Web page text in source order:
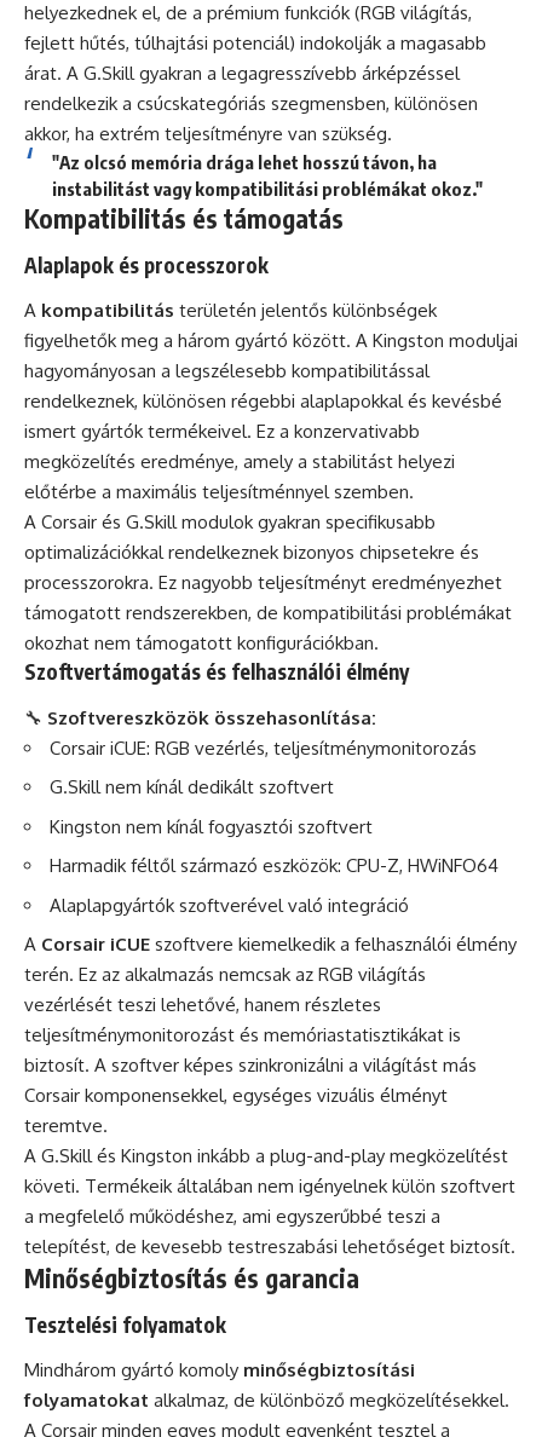
helyezkednek el, de a prémium funkciók (RGB világítás,
fejlett hűtés, túlhajtási potenciál) indokolják a magasabb
árat. A G.Skill gyakran a legagresszívebb árképzéssel
rendelkezik a csúcskategóriás szegmensben, különösen
akkor, ha extrém teljesítményre van szükség.
"Az olcsó memória drága lehet hosszú távon, ha
instabilitást vagy kompatibilitási problémákat okoz."
Kompatibilitás és támogatás
Alaplapok és processzorok
A kompatibilitás területén jelentős különbségek
figyelhetők meg a három gyártó között. A Kingston moduljai
hagyományosan a legszélesebb kompatibilitással
rendelkeznek, különösen régebbi alaplapokkal és kevésbé
ismert gyártók termékeivel. Ez a konzervativabb
megközelítés eredménye, amely a stabilitást helyezi
előtérbe a maximális teljesítménnyel szemben.
A Corsair és G.Skill modulok gyakran specifikusabb
optimalizációkkal rendelkeznek bizonyos chipsetekre és
processzorokra. Ez nagyobb teljesítményt eredményezhet
támogatott rendszerekben, de kompatibilitási problémákat
okozhat nem támogatott konfigurációkban.
Szoftvertámogatás és felhasználói élmény
🔧 Szoftvereszközök összehasonlítása:
Corsair iCUE: RGB vezérlés, teljesítménymonitorozás
G.Skill nem kínál dedikált szoftvert
Kingston nem kínál fogyasztói szoftvert
Harmadik féltől származó eszközök: CPU-Z, HWiNFO64
Alaplapgyártók szoftverével való integráció
A Corsair iCUE szoftvere kiemelkedik a felhasználói élmény
terén. Ez az alkalmazás nemcsak az RGB világítás
vezérlését teszi lehetővé, hanem részletes
teljesítménymonitorozást és memóriastatisztikákat is
biztosít. A szoftver képes szinkronizálni a világítást más
Corsair komponensekkel, egységes vizuális élményt
teremtve.
A G.Skill és Kingston inkább a plug-and-play megközelítést
követi. Termékeik általában nem igényelnek külön szoftvert
a megfelelő működéshez, ami egyszerűbbé teszi a
telepítést, de kevesebb testreszabási lehetőséget biztosít.
Minőségbiztosítás és garancia
Tesztelési folyamatok
Mindhárom gyártó komoly minőségbiztosítási
folyamatokat alkalmaz, de különböző megközelítésekkel.
A Corsair minden egyes modult egyenként tesztel a